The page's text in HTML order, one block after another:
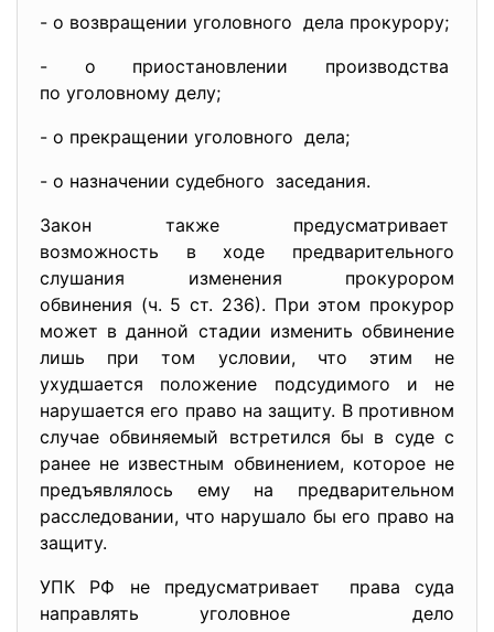
- о возвращении уголовного дела прокурору;
- о приостановлении производства
по уголовному делу;
- о прекращении уголовного дела;
- о назначении судебного заседания.
Закон также предусматривает
возможность в ходе предварительного
слушания изменения прокурором
обвинения (ч. 5 ст. 236). При этом прокурор
может в данной стадии изменить обвинение
лишь при том условии, что этим не
ухудшается положение подсудимого и не
нарушается его право на защиту. В противном
случае обвиняемый встретился бы в суде с
ранее не известным обвинением, которое не
предъявлялось ему на предварительном
расследовании, что нарушало бы его право на
защиту.
УПК РФ не предусматривает права суда
направлять уголовное дело